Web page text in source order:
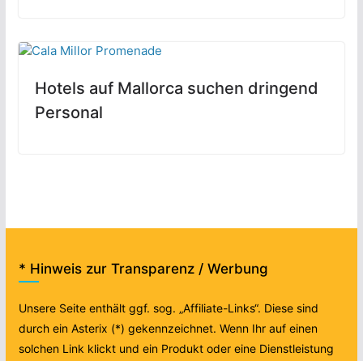
Hotels auf Mallorca suchen dringend
Personal
* Hinweis zur Transparenz / Werbung
Unsere Seite enthält ggf. sog. „Affiliate-Links“. Diese sind
durch ein Asterix (*) gekennzeichnet. Wenn Ihr auf einen
solchen Link klickt und ein Produkt oder eine Dienstleistung